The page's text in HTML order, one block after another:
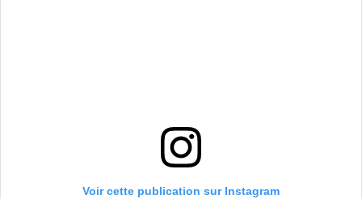
Voir cette publication sur Instagram